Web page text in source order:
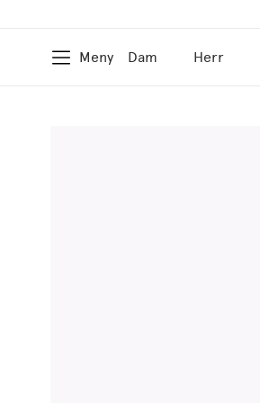
Meny Dam Herr